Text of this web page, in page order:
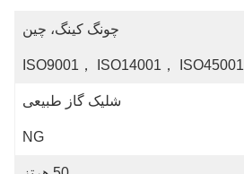
چونگ کینگ، چین
ISO9001， ISO14001， ISO45001
شلیک گاز طبیعی
NG